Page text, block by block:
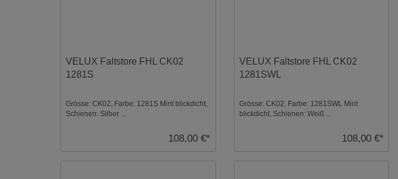
VELUX Faltstore FHL CK02
1281S
Grösse: CK02, Farbe: 1281S Mint blickdicht,
Schienen: Silber ...
108,00 €*
VELUX Faltstore FHL CK02
1281SWL
Grösse: CK02, Farbe: 1281SWL Mint
blickdicht, Schienen: Weiß ...
108,00 €*